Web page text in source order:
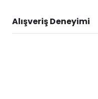
Alışveriş Deneyimi